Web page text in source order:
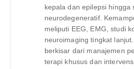
kepala dan epilepsi hingga
neurodegeneratif.
meliputi EEG, EMG, studi
neuroimaging tingkat
berkisar dari manajemen
terapi khusus dan